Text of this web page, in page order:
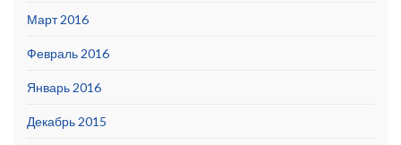
Март 2016
Февраль 2016
Январь 2016
Декабрь 2015